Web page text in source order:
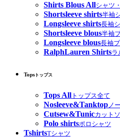
Shirts Blous Allシャツ
Shortsleeve shirts半袖
Longsleeve shirts長袖
Shortsleeve blous半袖
Longsleeve blous長袖
RalphLauren Shirtsラ
Tops トップス
Tops All トップス全て
Nosleeve&Tanktopノ
Cutsew&Tunicカット
Polo shirtsポロシャツ
TshirtsTシャツ